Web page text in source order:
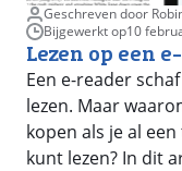
Geschreven door
Bijgewerkt op10
Lezen op een
Een e-reader
lezen. Maar
kopen als je al
kunt lezen? In dit